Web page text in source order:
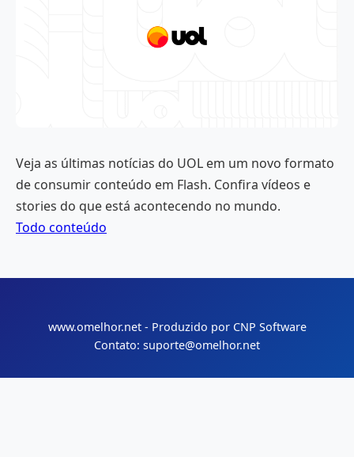
Veja as últimas notícias do UOL em um novo formato
de consumir conteúdo em Flash. Confira vídeos e
stories do que está acontecendo no mundo.
Todo conteúdo
www.omelhor.net - Produzido por CNP Software
Contato: suporte@omelhor.net